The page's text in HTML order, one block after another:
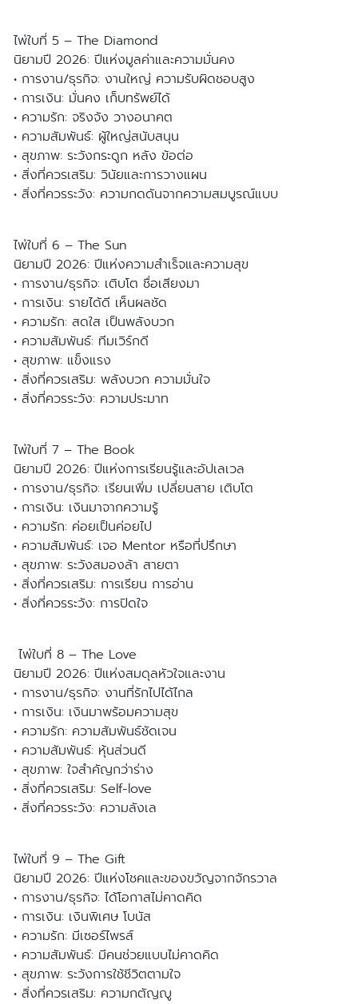
ไพ่ใบที่ 5 – The Diamond
นิยามปี 2026: ปีแห่งมูลค่าและความมั่นคง
• การงาน/ธุรกิจ: งานใหญ่ ความรับผิดชอบสูง
• การเงิน: มั่นคง เก็บทรัพย์ได้
• ความรัก: จริงจัง วางอนาคต
• ความสัมพันธ์: ผู้ใหญ่สนับสนุน
• สุขภาพ: ระวังกระดูก หลัง ข้อต่อ
• สิ่งที่ควรเสริม: วินัยและการวางแผน
• สิ่งที่ควรระวัง: ความกดดันจากความสมบูรณ์แบบ
ไพ่ใบที่ 6 – The Sun
นิยามปี 2026: ปีแห่งความสำเร็จและความสุข
• การงาน/ธุรกิจ: เติบโต ชื่อเสียงมา
• การเงิน: รายได้ดี เห็นผลชัด
• ความรัก: สดใส เป็นพลังบวก
• ความสัมพันธ์: ทีมเวิร์กดี
• สุขภาพ: แข็งแรง
• สิ่งที่ควรเสริม: พลังบวก ความมั่นใจ
• สิ่งที่ควรระวัง: ความประมาท
ไพ่ใบที่ 7 – The Book
นิยามปี 2026: ปีแห่งการเรียนรู้และอัปเลเวล
• การงาน/ธุรกิจ: เรียนเพิ่ม เปลี่ยนสาย เติบโต
• การเงิน: เงินมาจากความรู้
• ความรัก: ค่อยเป็นค่อยไป
• ความสัมพันธ์: เจอ Mentor หรือที่ปรึกษา
• สุขภาพ: ระวังสมองล้า สายตา
• สิ่งที่ควรเสริม: การเรียน การอ่าน
• สิ่งที่ควรระวัง: การปิดใจ
ไพ่ใบที่ 8 – The Love
นิยามปี 2026: ปีแห่งสมดุลหัวใจและงาน
• การงาน/ธุรกิจ: งานที่รักไปได้ไกล
• การเงิน: เงินมาพร้อมความสุข
• ความรัก: ความสัมพันธ์ชัดเจน
• ความสัมพันธ์: หุ้นส่วนดี
• สุขภาพ: ใจสำคัญกว่าร่าง
• สิ่งที่ควรเสริม: Self-love
• สิ่งที่ควรระวัง: ความลังเล
ไพ่ใบที่ 9 – The Gift
นิยามปี 2026: ปีแห่งโชคและของขวัญจากจักรวาล
• การงาน/ธุรกิจ: ได้โอกาสไม่คาดคิด
• การเงิน: เงินพิเศษ โบนัส
• ความรัก: มีเซอร์ไพรส์
• ความสัมพันธ์: มีคนช่วยแบบไม่คาดคิด
• สุขภาพ: ระวังการใช้ชีวิตตามใจ
• สิ่งที่ควรเสริม: ความกตัญญู